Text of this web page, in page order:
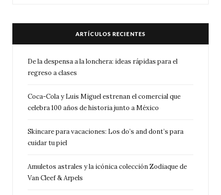
ARTÍCULOS RECIENTES
De la despensa a la lonchera: ideas rápidas para el
regreso a clases
Coca-Cola y Luis Miguel estrenan el comercial que
celebra 100 años de historia junto a México
Skincare para vacaciones: Los do’s and dont’s para
cuidar tu piel
Amuletos astrales y la icónica colección Zodiaque de
Van Cleef & Arpels